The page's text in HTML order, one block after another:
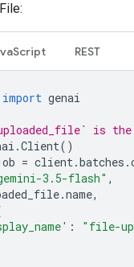
REST
import genai
is
.Client()
= client.batches .
3.5-flash" ,
.name,
: "file-